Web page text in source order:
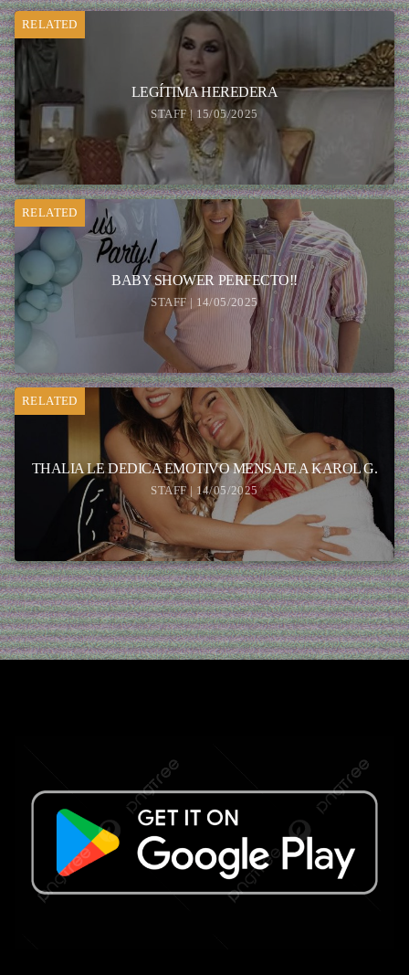
RELATED
LEGÍTIMA HEREDERA
STAFF | 15/05/2025
RELATED
BABY SHOWER PERFECTO!!
STAFF | 14/05/2025
RELATED
THALIA LE DEDICA EMOTIVO MENSAJE A KAROL G.
STAFF | 14/05/2025